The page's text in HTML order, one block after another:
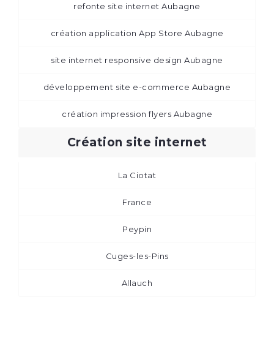
refonte site internet Aubagne
création application App Store Aubagne
site internet responsive design Aubagne
développement site e-commerce Aubagne
création impression flyers Aubagne
Création site internet
La Ciotat
France
Peypin
Cuges-les-Pins
Allauch